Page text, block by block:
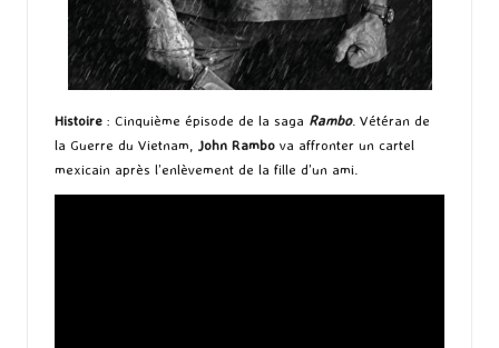
Histoire : Cinquième épisode de la saga Rambo. Vétéran de
la Guerre du Vietnam,
John Rambo va affronter un cartel
mexicain après l’enlèvement de la fille d’un ami.